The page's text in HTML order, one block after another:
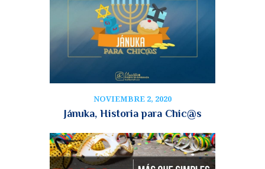
NOVIEMBRE 2, 2020
Jánuka, Historia para Chic@s